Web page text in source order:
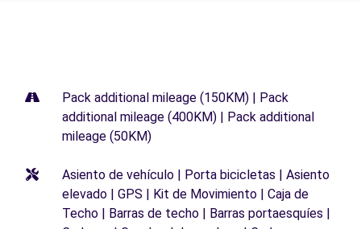
Pack additional mileage (150KM) | Pack
additional mileage (400KM) | Pack additional
mileage (50KM)
Asiento de vehículo | Porta bicicletas | Asiento
elevado | GPS | Kit de Movimiento | Caja de
Techo | Barras de techo | Barras portaesquíes |